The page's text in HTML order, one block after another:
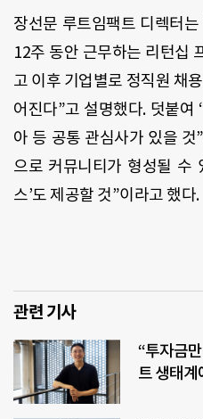
장선문 루트임팩트 디렉터
12주 동안 근무하는 리턴십
고 이후 기업별로 정직원 채
어진다”고 설명했다. 덧붙
아 등 공통 관심사가 있을
으로 커뮤니티가 형성될 수
스’도 제공할 것”이라고 했다.
관련 기사
“투자금
트 생태계